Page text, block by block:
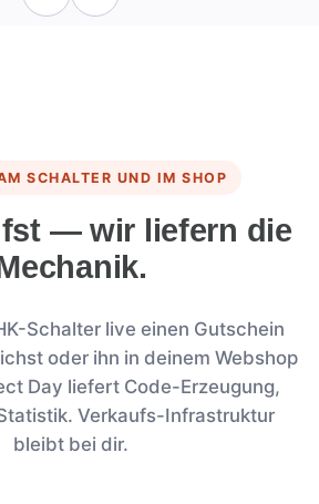
SCHALTER UND IM SHOP
— wir liefern die
Schalter live einen Gutschein
oder ihn in deinem Webshop
Day liefert Code-Erzeugung,
Verkaufs-Infrastruktur
bleibt bei dir.